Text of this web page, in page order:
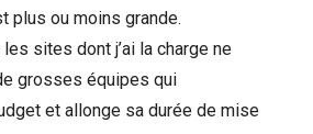
plus ou moins grande.
sites dont j’ai la charge ne
grosses équipes qui
et allonge sa durée de mise